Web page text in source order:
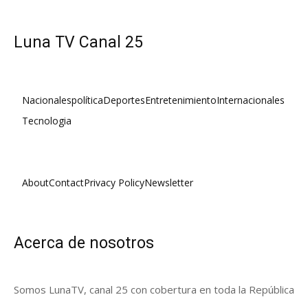
Luna TV Canal 25
NacionalespolíticaDeportesEntretenimientoInternacionales
Tecnologia
AboutContactPrivacy PolicyNewsletter
Acerca de nosotros
Somos LunaTV, canal 25 con cobertura en toda la República